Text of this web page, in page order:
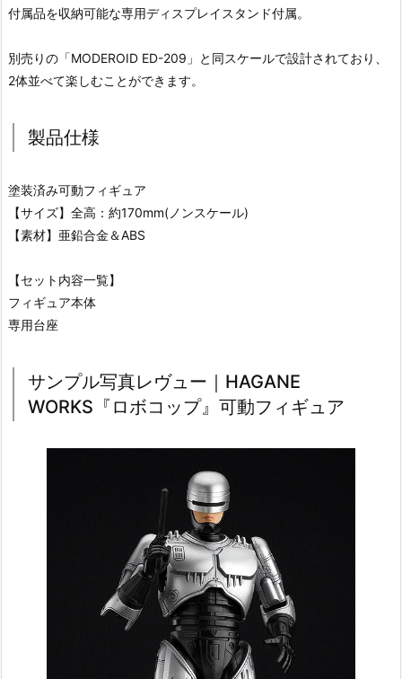
付属品を収納可能な専用ディスプレイスタンド付属。
別売りの「MODEROID ED-209」と同スケールで設計されており、
2体並べて楽しむことができます。
製品仕様
塗装済み可動フィギュア
【サイズ】全高：約170mm(ノンスケール)
【素材】亜鉛合金＆ABS
【セット内容一覧】
フィギュア本体
専用台座
サンプル写真レヴュー｜HAGANE
WORKS『ロボコップ』可動フィギュア